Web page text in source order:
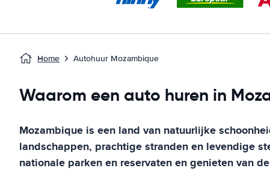
Home Autohuur Mozambique
Waarom een auto huren in
Mozambique is een land van natuurlijke
landschappen, prachtige stranden en levendige
nationale parken en reservaten en genieten van